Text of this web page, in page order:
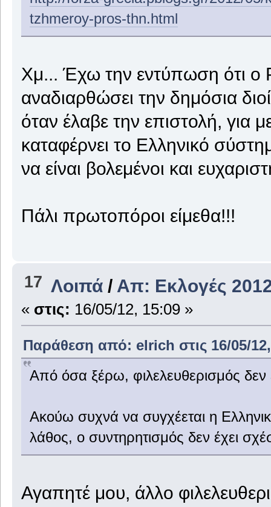
tzhmeroy-pros-thn.html
Χμ... Έχω την εντύπωση ότι ο
αναδιαρθώσει την δημόσια
όταν έλαβε την επιστολή, για
καταφέρνει το Ελληνικό
να είναι βολεμένοι και
Πάλι πρωτοπόροι είμεθα!!!
17 Λοιπά / Απ: Εκλογές
« στις: 16/05/12, 15:09 »
Παράθεση από: elrich στις 16/05/
Από όσα ξέρω, φιλελευθερισμός δεν
Ακούω συχνά να συγχέεται η
λάθος, ο συντηρητισμός δεν έχει
Αγαπητέ μου, άλλο